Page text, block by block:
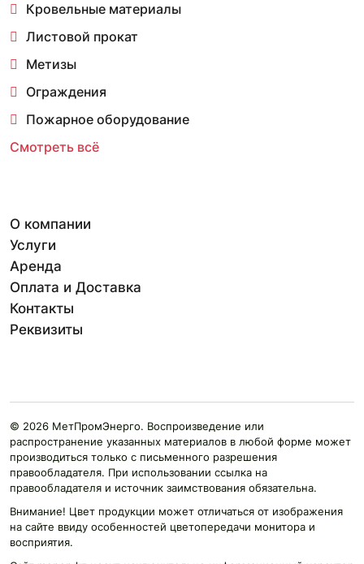
Кровельные материалы
Листовой прокат
Метизы
Ограждения
Пожарное оборудование
Смотреть всё
О компании
Услуги
Аренда
Оплата и Доставка
Контакты
Реквизиты
© 2026 МетПромЭнерго. Воспроизведение или
распространение указанных материалов в любой форме может
производиться только с письменного разрешения
правообладателя. При использовании ссылка на
правообладателя и источник заимствования обязательна.
Внимание! Цвет продукции может отличаться от изображения
на сайте ввиду особенностей цветопередачи монитора и
восприятия.